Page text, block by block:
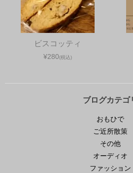
ビスコッティ
¥280(税込)
ブログカテゴ
おもひで
ご近所散策
その他
オーディオ
ファッション